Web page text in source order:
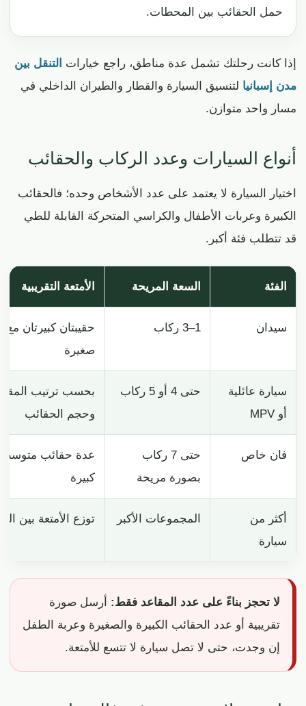
حمل الحقائب بين المحطات.
إذا كانت رحلتك تشمل عدة مناطق، راجع خيارات التنقل بين
مدن إسبانيا لتنسيق السيارة والقطار والطيران الداخلي في
مسار واحد متوازن.
أنواع السيارات وعدد الركاب والحقائب
اختيار السيارة لا يعتمد على عدد الأشخاص وحده؛ فالحقائب
الكبيرة وعربات الأطفال والكراسي المتحركة القابلة للطي
قد تتطلب فئة أكبر.
الفئة السعة المريحة الأمتعة التقريبية
سيدان 1–3 ركاب
حقيبتان كبيرتان
صغيرة
سيارة عائلية
أو MPV
حتى 4 أو 5 ركاب
بحسب ترتيب
وحجم الحقائب
فان خاص
حتى 7 ركاب
بصورة مريحة
عدة حقائب
كبيرة
أكثر من
سيارة
المجموعات الأكبر توزع الأمتعة بين
لا تحجز بناءً على عدد المقاعد فقط: أرسل صورة
تقريبية أو عدد الحقائب الكبيرة والصغيرة وعربة الطفل
إن وجدت، حتى لا تصل سيارة لا تتسع للأمتعة.